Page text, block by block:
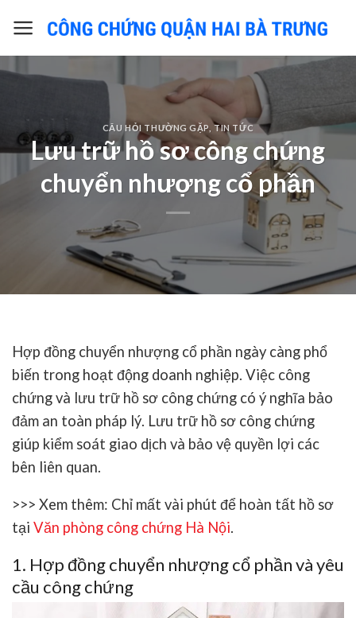
CÂU HỎI THƯỜNG GẶP ,TIN TỨC
Lưu trữ hồ sơ công chứng
chuyển nhượng cổ phần
Hợp đồng chuyển nhượng cổ phần ngày càng phổ
biến trong hoạt động doanh nghiệp. Việc công
chứng và lưu trữ hồ sơ công chứng có ý nghĩa bảo
đảm an toàn pháp lý. Lưu trữ hồ sơ công chứng
giúp kiểm soát giao dịch và bảo vệ quyền lợi các
bên liên quan.
>>> Xem thêm: Chỉ mất vài phút để hoàn tất hồ sơ
tại Văn phòng công chứng Hà Nội.
1. Hợp đồng chuyển nhượng cổ phần và yêu
cầu công chứng